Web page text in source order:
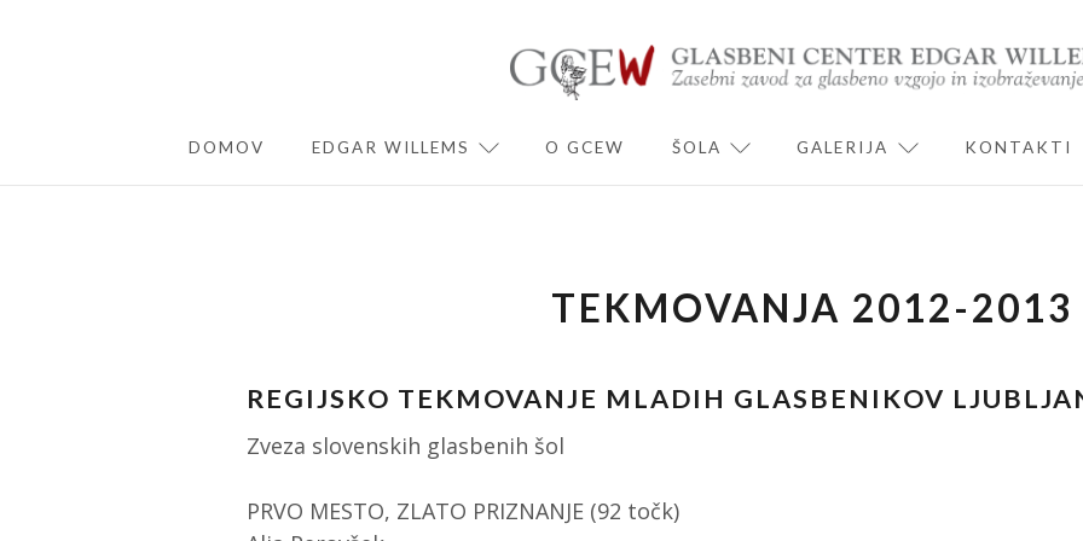
DOMOV EDGAR WILLEMS EXPAND CHILD MENU
O GCEW ŠOLA EXPAND CHILD MENU
GALERIJA EXPAND CHILD
KONTAKTI
TEKMOVANJA 2012-2013
REGIJSKO TEKMOVANJE MLADIH GLASBENIKOV
Zveza slovenskih glasbenih šol
PRVO MESTO, ZLATO PRIZNANJE (92 točk)